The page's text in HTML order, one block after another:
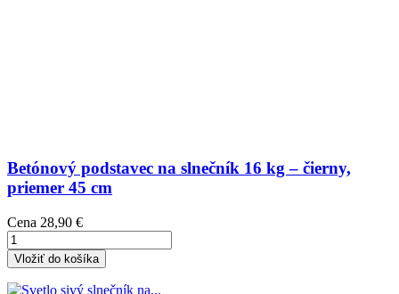
Betónový podstavec na slnečník 16 kg – čierny,
priemer 45 cm
Cena 28,90 €
Vložiť do košíka